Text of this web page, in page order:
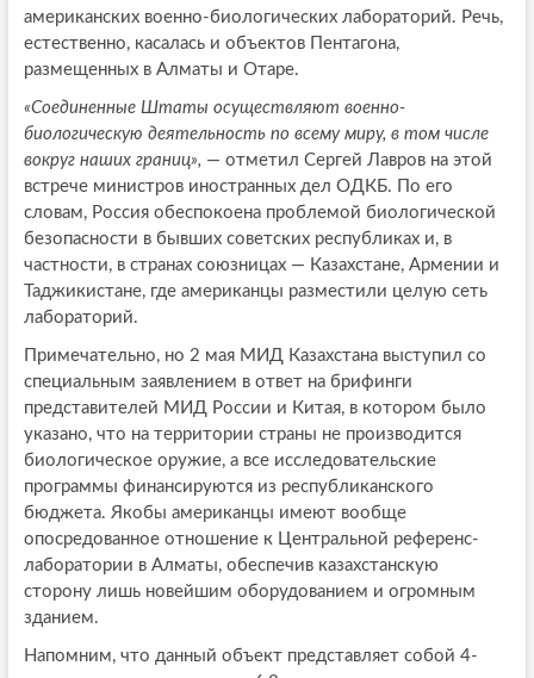
американских военно-биологических лабораторий. Речь,
естественно, касалась и объектов Пентагона,
размещенных в Алматы и Отаре.
«Соединенные Штаты осуществляют военно-
биологическую деятельность по всему миру, в том числе
вокруг наших границ», — отметил Сергей Лавров на этой
встрече министров иностранных дел ОДКБ. По его
словам, Россия обеспокоена проблемой биологической
безопасности в бывших советских республиках и, в
частности, в странах союзницах — Казахстане, Армении и
Таджикистане, где американцы разместили целую сеть
лабораторий.
Примечательно, но 2 мая МИД Казахстана выступил со
специальным заявлением в ответ на брифинги
представителей МИД России и Китая, в котором было
указано, что на территории страны не производится
биологическое оружие, а все исследовательские
программы финансируются из республиканского
бюджета. Якобы американцы имеют вообще
опосредованное отношение к Центральной референс-
лаборатории в Алматы, обеспечив казахстанскую
сторону лишь новейшим оборудованием и огромным
зданием.
Напомним, что данный объект представляет собой 4-